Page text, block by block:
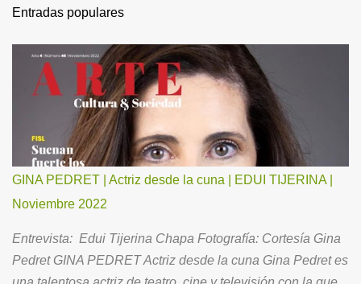
Entradas populares
GINA PEDRET | Actriz desde la cuna | EDUI TIJERINA |
Noviembre 2022
Entrevista: Edui Tijerina Chapa Fotografía: Cortesía Gina
Pedret GINA PEDRET Actriz desde la cuna Gina Pedret es